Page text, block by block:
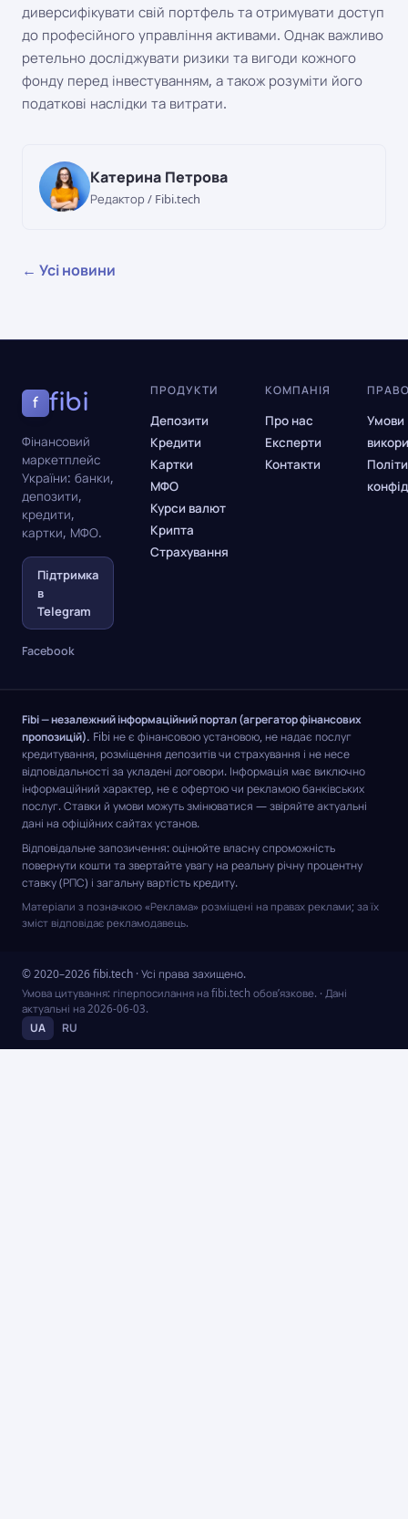
диверсифікувати свій портфель та отримувати доступ
до професійного управління активами. Однак важливо
ретельно досліджувати ризики та вигоди кожного
фонду перед інвестуванням, а також розуміти його
податкові наслідки та витрати.
Катерина Петрова
Редактор / Fibi.tech
← Усі новини
f fibi
Фінансовий
маркетплейс
України: банки,
депозити,
кредити,
картки, МФО.
Підтримка
в
Telegram
Facebook
ПРОДУКТИ
Депозити
Кредити
Картки
МФО
Курси валют
Крипта
Страхування
КОМПАНІЯ
Про нас
Експерти
Контакти
Умови
Fibi — незалежний інформаційний портал (агрегатор фінансових
пропозицій). Fibi не є фінансовою установою, не надає послуг
кредитування, розміщення депозитів чи страхування і не несе
відповідальності за укладені договори. Інформація має виключно
інформаційний характер, не є офертою чи рекламою банківських
послуг. Ставки й умови можуть змінюватися — звіряйте актуальні
дані на офіційних сайтах установ.
Відповідальне запозичення: оцінюйте власну спроможність
повернути кошти та звертайте увагу на реальну річну процентну
ставку (РПС) і загальну вартість кредиту.
Матеріали з позначкою «Реклама» розміщені на правах реклами; за їх
зміст відповідає рекламодавець.
© 2020–2026 fibi.tech · Усі права захищено.
Умова цитування: гіперпосилання на fibi.tech обов’язкове. · Дані
актуальні на 2026-06-03.
UA RU